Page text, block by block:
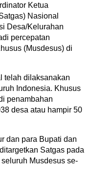
Ketua
Nasional
Desa/Kelurahan
percepatan
(Musdesus) di
telah dilaksanakan
Indonesia. Khusus
penambahan
desa atau hampir 50
dan para Bupati dan
Satgas pada
Musdesus se-